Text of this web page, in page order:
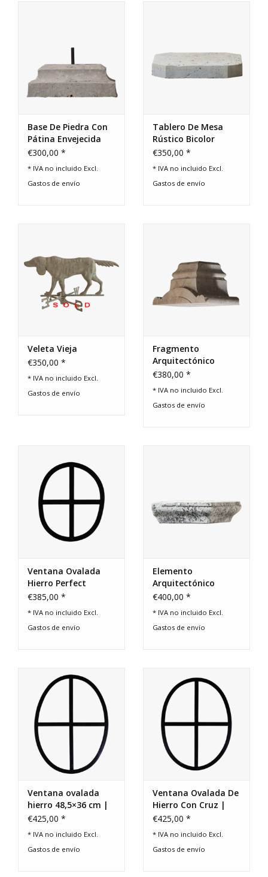
Base De Piedra Con
Pátina Envejecida
€300,00 *
* IVA no incluido Excl.
Gastos de envío
Tablero De Mesa
Rústico Bicolor
€350,00 *
* IVA no incluido Excl.
Gastos de envío
Veleta Vieja
€350,00 *
* IVA no incluido Excl.
Gastos de envío
Fragmento
Arquitectónico
€380,00 *
* IVA no incluido Excl.
Gastos de envío
Ventana Ovalada
Hierro Perfect
Imperfect – 32×26,5
€385,00 *
* IVA no incluido Excl.
Gastos de envío
Elemento
Arquitectónico
Recuperado
€400,00 *
* IVA no incluido Excl.
Gastos de envío
Ventana ovalada
hierro 48,5×36 cm |
Estilo antiguo
€425,00 *
* IVA no incluido Excl.
Gastos de envío
Ventana Ovalada De
Hierro Con Cruz |
Estilo Rural Antiguo
€425,00 *
* IVA no incluido Excl.
Gastos de envío